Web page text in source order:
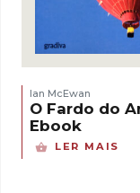
Ian McEwan
O Fardo do
Ebook
LER MAIS